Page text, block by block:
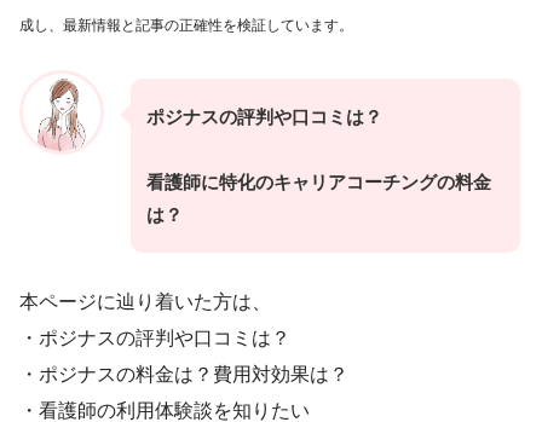
成し、最新情報と記事の正確性を検証しています。
ポジナスの評判や口コミは？
看護師に特化のキャリアコーチングの料金
は？
本ページに辿り着いた方は、
・ポジナスの評判や口コミは？
・ポジナスの料金は？費用対効果は？
・看護師の利用体験談を知りたい